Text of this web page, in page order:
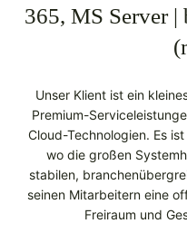
365, MS Server
Unser Klient ist ein
Premium-
Cloud-Technologien. Es
wo die großen
stabilen,
seinen Mitarbeitern eine
Freiraum und